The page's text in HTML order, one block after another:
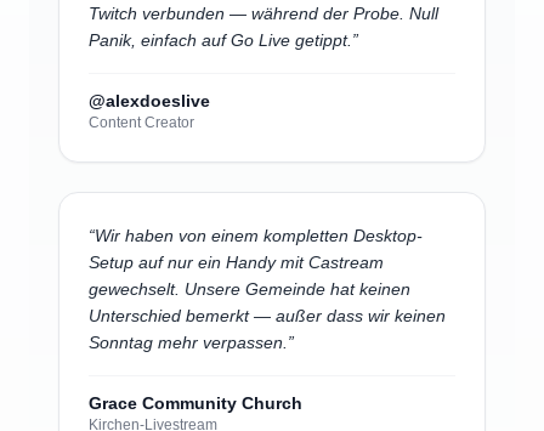
Twitch verbunden — während der Probe. Null
Panik, einfach auf Go Live getippt. ”
@alexdoeslive
Content Creator
“Wir haben von einem kompletten Desktop-
Setup auf nur ein Handy mit Castream
gewechselt. Unsere Gemeinde hat keinen
Unterschied bemerkt — außer dass wir keinen
Sonntag mehr verpassen. ”
Grace Community Church
Kirchen-Livestream